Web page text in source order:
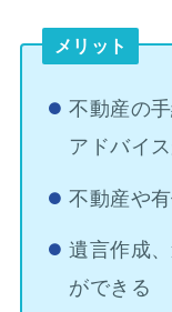
メリット
不動産の
アドバイ
不動産や
遺言作成
ができる